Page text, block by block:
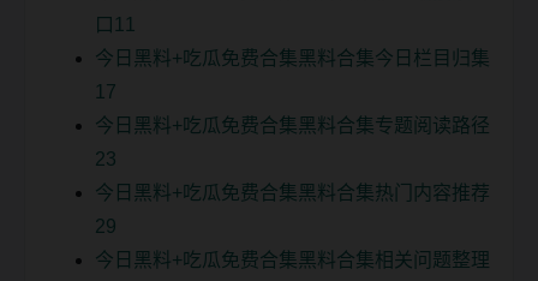
口11
今日黑料+吃瓜免费合集黑料合集今日栏目归集
17
今日黑料+吃瓜免费合集黑料合集专题阅读路径
23
今日黑料+吃瓜免费合集黑料合集热门内容推荐
29
今日黑料+吃瓜免费合集黑料合集相关问题整理